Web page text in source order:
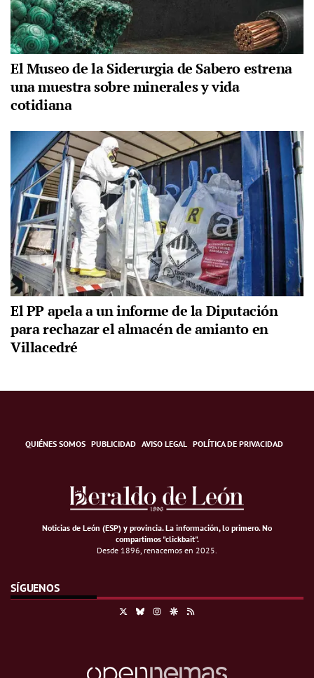
El Museo de la Siderurgia de Sabero estrena
una muestra sobre minerales y vida
cotidiana
El PP apela a un informe de la Diputación
para rechazar el almacén de amianto en
Villacedré
QUIÉNES SOMOS PUBLICIDAD AVISO LEGAL POLÍTICA DE PRIVACIDAD
Noticias de León (ESP) y provincia. La información, lo primero.No
compartimos "clickbait".
Desde 1896, renacemos en 2025.
SÍGUENOS
BlueskyInstagramGoogle Discover